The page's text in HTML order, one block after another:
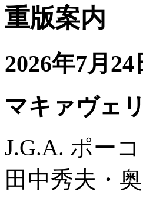
重版案内
2026年7月
マキァヴェ
J.G.A. ポー
田中秀夫・